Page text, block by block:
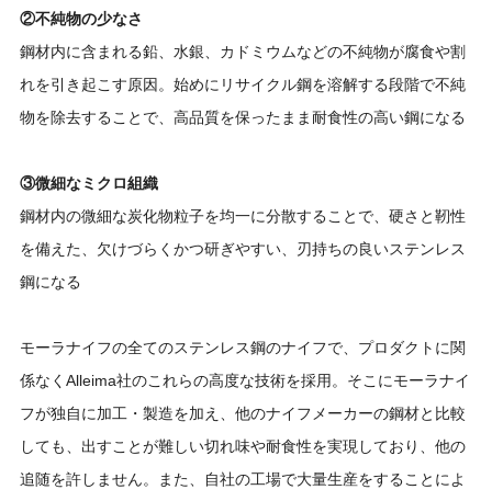
②不純物の少なさ
鋼材内に含まれる鉛、水銀、カドミウムなどの不純物が腐食や割
れを引き起こす原因。始めにリサイクル鋼を溶解する段階で不純
物を除去することで、高品質を保ったまま耐食性の高い鋼になる
③微細なミクロ組織
鋼材内の微細な炭化物粒子を均一に分散することで、硬さと靭性
を備えた、欠けづらくかつ研ぎやすい、刃持ちの良いステンレス
鋼になる
モーラナイフの全てのステンレス鋼のナイフで、プロダクトに関
係なくAlleima社のこれらの高度な技術を採用。そこにモーラナイ
フが独自に加工・製造を加え、他のナイフメーカーの鋼材と比較
しても、出すことが難しい切れ味や耐食性を実現しており、他の
追随を許しません。また、自社の工場で大量生産をすることによ